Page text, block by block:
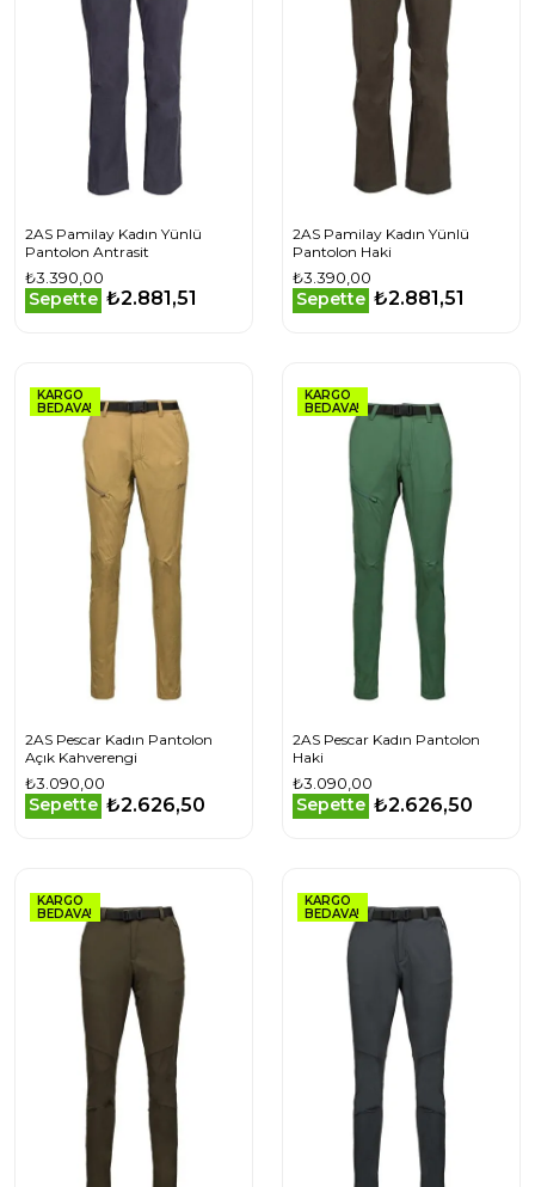
2AS Pamilay Kadın Yünlü
Pantolon Antrasit
₺3.390,00
Sepette ₺2.881,51
2AS Pamilay Kadın Yünlü
Pantolon Haki
₺3.390,00
Sepette ₺2.881,51
KARGO
BEDAVA!
2AS Pescar Kadın Pantolon
Açık Kahverengi
₺3.090,00
Sepette ₺2.626,50
KARGO
BEDAVA!
2AS Pescar Kadın Pantolon
Haki
₺3.090,00
Sepette ₺2.626,50
KARGO
BEDAVA!
KARGO
BEDAVA!